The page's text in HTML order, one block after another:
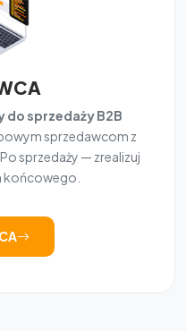
sprzedaży B2B
sprzedawcom z
sprzedaży — zrealizuj
końcowego.